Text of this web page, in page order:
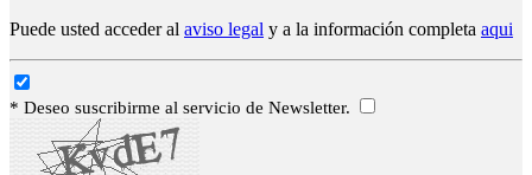
Puede usted acceder al aviso legal y a la información completa aqui
* Deseo suscribirme al servicio de Newsletter.